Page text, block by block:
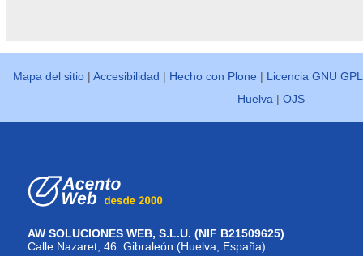
Mapa del sitio |Accesibilidad | Hecho con Plone | Licencia GNU GPL
Huelva |OJS
AW SOLUCIONES WEB, S.L.U. (NIF B21509625)
Calle Nazaret, 46. Gibraleón (Huelva, España)